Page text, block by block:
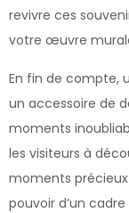
revivre ces
votre œuvre
En fin de compte,
un accessoire de
moments
les visiteurs à
moments
pouvoir d’un